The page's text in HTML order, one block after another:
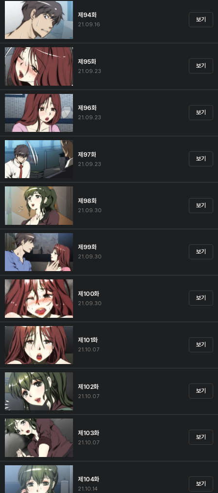
제94화
21.09.16
보기
제95화
21.09.23
보기
제96화
21.09.23
보기
제97화
21.09.23
보기
제98화
21.09.30
보기
제99화
21.09.30
보기
제100화
21.09.30
보기
제101화
21.10.07
보기
제102화
21.10.07
보기
제103화
21.10.07
보기
제104화
21.10.14
보기